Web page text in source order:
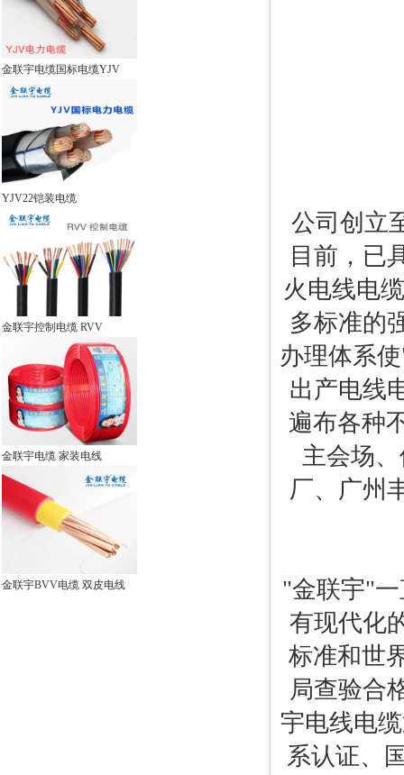
金联宇电缆国标电缆YJV
YJV22铠装电缆
金联宇控制电缆 RVV
金联宇电缆 家装电线
金联宇BVV电缆 双皮电线
公司创立
目前，已
火电线电
多标准的
办理体系
出产电线
遍布各种
主会场
厂、广州
"金联宇"
有现代化
标准和世
局查验合
宇电线电
系认证、